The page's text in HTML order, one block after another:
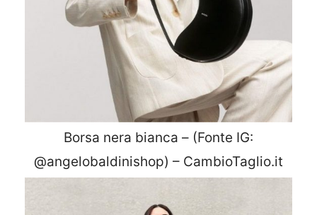
Borsa nera bianca – (Fonte IG:
@angelobaldinishop) – CambioTaglio.it